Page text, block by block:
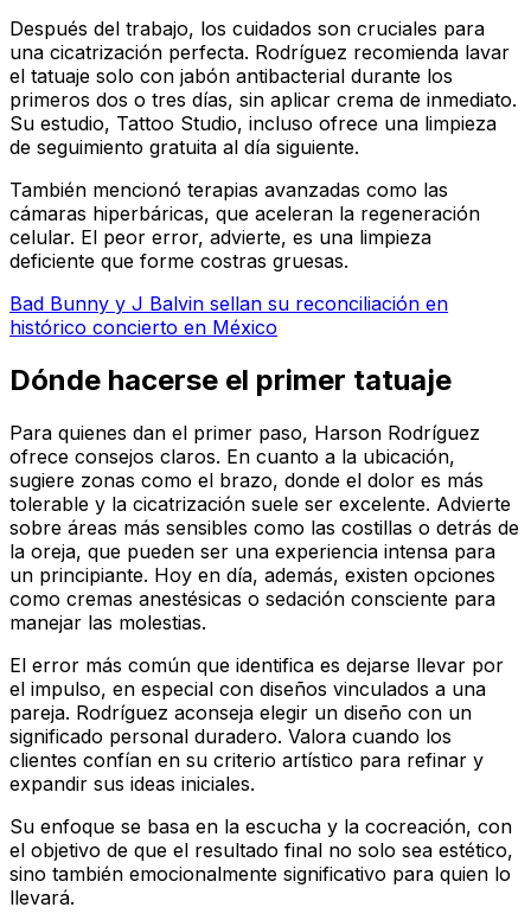
Después del trabajo, los cuidados son cruciales para
una cicatrización perfecta. Rodríguez recomienda lavar
el tatuaje solo con jabón antibacterial durante los
primeros dos o tres días, sin aplicar crema de inmediato.
Su estudio, Tattoo Studio, incluso ofrece una limpieza
de seguimiento gratuita al día siguiente.
También mencionó terapias avanzadas como las
cámaras hiperbáricas, que aceleran la regeneración
celular. El peor error, advierte, es una limpieza
deficiente que forme costras gruesas.
Bad Bunny y J Balvin sellan su reconciliación en
histórico concierto en México
Dónde hacerse el primer tatuaje
Para quienes dan el primer paso, Harson Rodríguez
ofrece consejos claros. En cuanto a la ubicación,
sugiere zonas como el brazo, donde el dolor es más
tolerable y la cicatrización suele ser excelente. Advierte
sobre áreas más sensibles como las costillas o detrás de
la oreja, que pueden ser una experiencia intensa para
un principiante. Hoy en día, además, existen opciones
como cremas anestésicas o sedación consciente para
manejar las molestias.
El error más común que identifica es dejarse llevar por
el impulso, en especial con diseños vinculados a una
pareja. Rodríguez aconseja elegir un diseño con un
significado personal duradero. Valora cuando los
clientes confían en su criterio artístico para refinar y
expandir sus ideas iniciales.
Su enfoque se basa en la escucha y la cocreación, con
el objetivo de que el resultado final no solo sea estético,
sino también emocionalmente significativo para quien lo
llevará.